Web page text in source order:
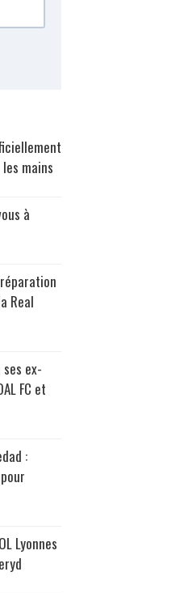
mains
à
Real
ex-
FC et
:
Lyonnes